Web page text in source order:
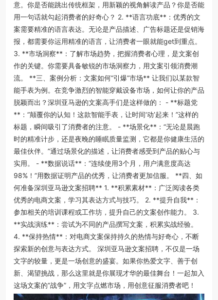
意。你是否能跳出传统框架，用新颖的视角解读产品？你是否能
用一句话就勾起消费者的好奇心？ 2. **语言功底**：优秀的文
案需要精准的语言表达。无论是产品描述、广告标题还是促销海
报，都需要你运用精准的语言，让消费者一眼就能get到重点。
3. **市场洞察**：了解市场趋势，把握消费者心理，是文案创
作的关键。你需要具备敏锐的市场洞察力，用文案引领消费潮
流。 **三、案例分析：文案如何“引爆”市场** 让我们以某款智
能手表为例。在竞争激烈的智能穿戴设备市场，如何让你的产品
脱颖而出？深圳亚马逊的文案高手们是这样做的： - **标题党
**：“颠覆你的认知！这款智能手表，让时间‘动’起来！”这样的
标题，瞬间吸引了消费者的注意。 - **场景化**：“无论是晨跑
时的精准计步，还是夜晚的睡眠质量监测，它都是你健康生活的
最佳伙伴。”通过场景化的描述，让消费者感受到产品的贴心与
实用。 - **数据说话**：“连续使用3个月，用户满意度高达
98%！”用数据证明产品的优秀，让消费者更加信服。 **四、如
何准备深圳亚马逊文案招聘** 1. **积累素材**：广泛阅读各类
优秀的电商文案，学习其表达方式与技巧。 2. **提升自我**：
参加相关的培训课程或工作坊，提升自己的文案创作能力。 3.
**实战演练**：尝试为不同的产品撰写文案，积累实战经验。
4. **保持热情**：对电商文案保持持久的热情与好奇心，不断
探索新的创意与表达方式。 深圳亚马逊文案招聘，不仅是一场
文字的较量，更是一场创意的盛宴。如果你热爱文字、善于创
新、渴望挑战，那么这里就是你展现才华的最佳舞台！一起加入
这场文案的“战争”，用文字点燃市场，用创意征服消费者吧！